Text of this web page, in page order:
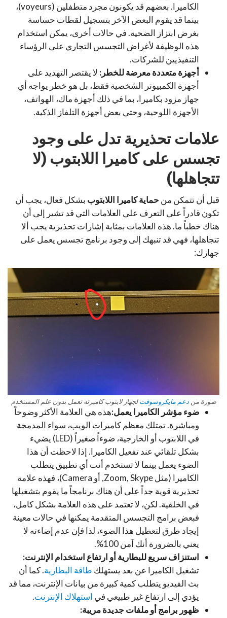
الكاميرا. بعضهم قد يكونون مجرد متطفلين (voyeurs)،
بينما قد يقوم البعض الآخر بتسجيل لقطات حساسة
بغرض ابتزاز الضحية. في حالات أخرى، يمكن استخدام
هذه الوظيفة لأغراض التجسس التجاري على الرؤساء
التنفيذيين للشركات.
أجهزة متعددة معرضة للخطر: لا يقتصر التهديد على
أجهزة الكمبيوتر الشخصية فقط، بل هو خطر يواجه أي
جهاز مزود بكاميرا، بما في ذلك أجهزة ماك، الهواتف،
الأجهزة اللوحية، وحتى بعض أجهزة التلفاز الذكية.
علامات تحذيرية تدل على وجود
تجسس على كاميرا اللابتوب (لا
تتجاهلها)
قبل أن تتمكن من حماية كاميرا اللابتوب بشكل فعال، يجب أن
تكون قادراً على التعرف على العلامات التي قد تشير إلى أن
هناك خطباً ما. هذه العلامات بمثابة إشارات تحذيرية يجب ألا
تتجاهلها، فهي قد تنبهك إلى وجود برنامج تجسس يعمل على
جهازك:
صورة مندعم مايكروسوفتلجهاز لابتوب كاميرته تعمل بدون علم المستخدم
ضوء مؤشر الكاميرا يعمل:هذه هي العلامة الأكثر وضوحاً
ومباشرة. تمتلك معظم كاميرات الويب، سواء المدمجة
في اللابتوب أو الخارجية، ضوءاً صغيراً (LED) يضيء
بشكل تلقائي عند تفعيل الكاميرا. إذا لاحظت أن هذا
الضوء يعمل بينما لا تستخدم أنت أي تطبيق يتطلب
الكاميرا (مثل Zoom, Skype, أو Camera)، فهذه علامة
تحذيرية قوية جداً على أن هناك برنامجاً ما يقوم بتشغيلها
في الخلفية. لكن، لا تعتمد على هذه العلامة بشكل كامل،
فبعض برامج التجسس المتقدمة يمكنها في حالات معينة
إيجاد طرق لتعطيل هذا الضوء، لذا فإن عدم إضاءته لا
يعني بالضرورة أنك آمن 100%.
استنزاف سريع للبطارية أو ارتفاع استخدام الإنترنت:
تشغيل الكاميرا عن بعد يستهلك طاقة البطارية. كما أن
بث الفيديو يتطلب كمية كبيرة من بيانات الإنترنت، مما قد
يؤدي إلى ارتفاع غير طبيعي في استهلاك الإنترنت.
ظهور برامج أو ملفات جديدة مريبة: